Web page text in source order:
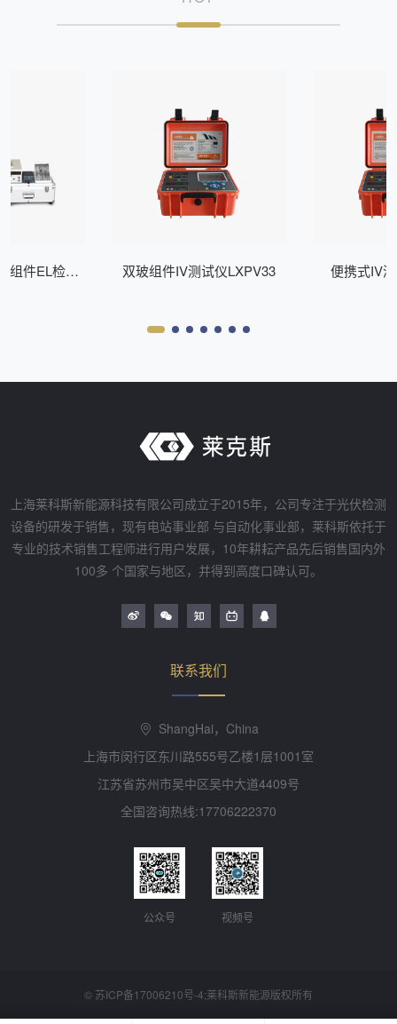
组件EL检测
双玻组件IV测试仪LXPV33 便携式IV
上海莱科斯新能源科技有限公司成立于2015年，公司专注于光伏检测
设备的研发于销售，现有电站事业部 与自动化事业部，莱科斯依托于
专业的技术销售工程师进行用户发展，10年耕耘产品先后销售国内外
100多 个国家与地区，并得到高度口碑认可。
联系我们
ShangHai，China
上海市闵行区东川路555号乙楼1层1001室
江苏省苏州市吴中区吴中大道4409号
全国咨询热线:17706222370
公众号 视频号
© 苏ICP备17006210号-4;莱科斯新能源版权所有